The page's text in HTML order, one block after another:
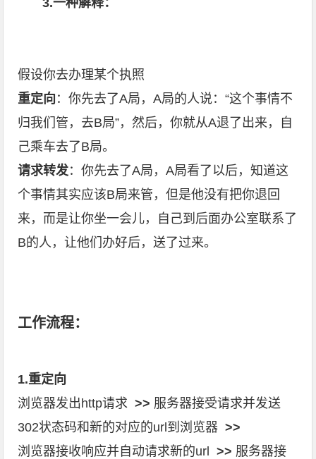
3.一种解释：
假设你去办理某个执照
重定向 ：你先去了A局，A局的人说：“这个事情不
归我们管，去B局”，然后，你就从A退了出来，自
己乘车去了B局。
请求转发：你先去了A局，A局看了以后，知道这
个事情其实应该B局来管，但是他没有把你退回
来，而是让你坐一会儿，自己到后面办公室联系了
B的人，让他们办好后，送了过来。
工作流程：
1.重定向
浏览器发出http请求>> 服务器接受请求并发送
302状态码和新的对应的url到浏览器>>
浏览器接收响应并自动请求新的url>> 服务器接